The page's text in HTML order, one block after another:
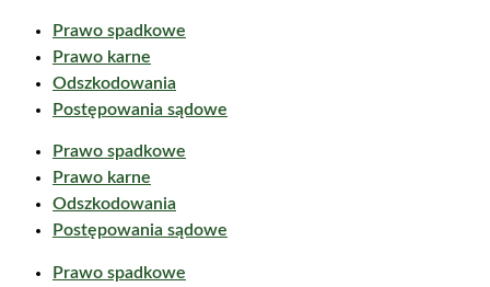
Prawo spadkowe
Prawo karne
Odszkodowania
Postępowania sądowe
Prawo spadkowe
Prawo karne
Odszkodowania
Postępowania sądowe
Prawo spadkowe